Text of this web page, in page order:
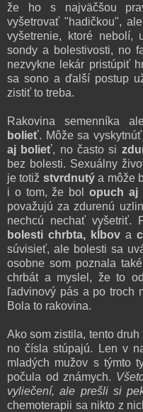
že ho s najväčšou
vyšetrovať "hadičkou",
vyšetrenie, ktoré
sondy a bolestivosti, no
nezvykne lekár pristúpiť
sa sono a ďalší postup
zistiť to treba.
Rakovina semenníka
bolieť. Môže sa vyskytnúť
aj bolieť, no často si
bez bolesti. Sexuálny
je totiž stvrdnutýa môže
i o tom, že bolopuch aj
považujú za zdurenú
nechcú nechať vyšetriť.
bolesti chrbta, kĺbov a
súvisieť, ale bolesti sa
osobne som poznala
chrbát a myslel, že to
ľadvinový pás a po troch
Bola to rakovina.
Ako som zistila, tento
no čísla stúpajú. Len v
mladých mužov s týmto
počula od známych.
vyliečení, ale prešli si
chemoterapii sa nikto z